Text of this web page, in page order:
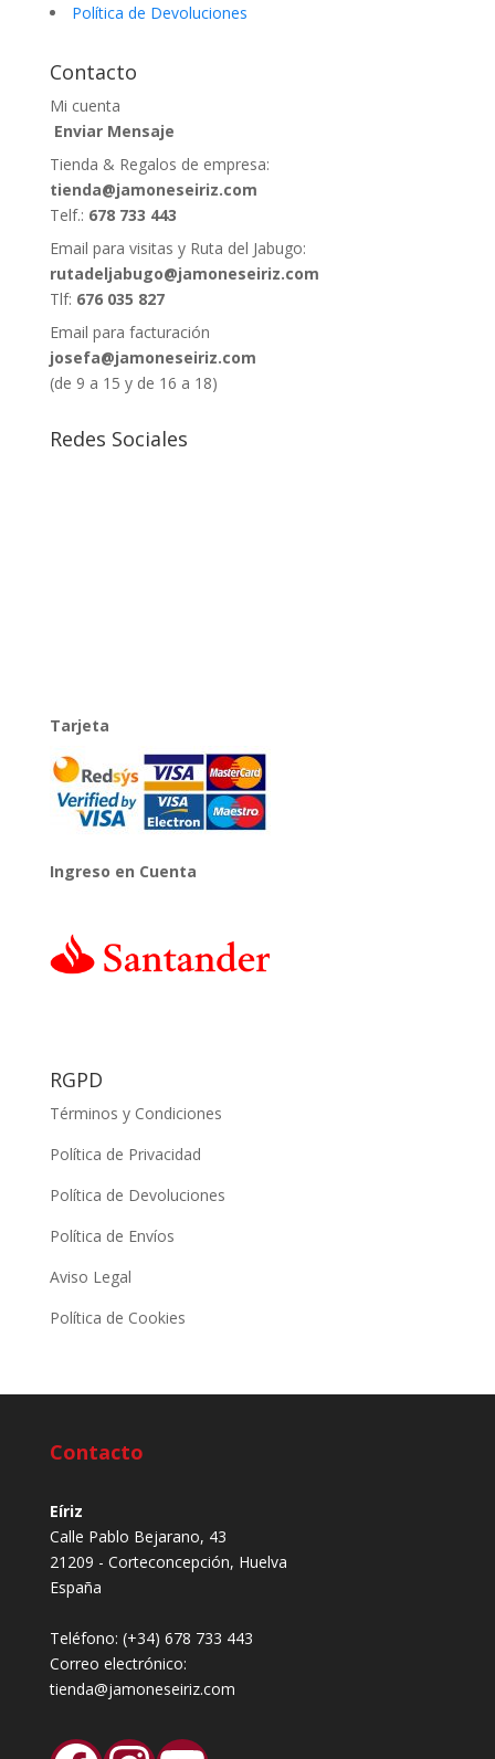
Política de Devoluciones
Contacto
Mi cuenta
Enviar Mensaje
Tienda & Regalos de empresa:
tienda@jamoneseiriz.com
Telf.: 678 733 443
Email para visitas y Ruta del Jabugo:
rutadeljabugo@jamoneseiriz.com
Tlf: 676 035 827
Email para facturación
josefa@jamoneseiriz.com
(de 9 a 15 y de 16 a 18)
Redes Sociales
Tarjeta
Ingreso en Cuenta
RGPD
Términos y Condiciones
Política de Privacidad
Política de Devoluciones
Política de Envíos
Aviso Legal
Política de Cookies
Contacto
Eíriz
Calle Pablo Bejarano, 43
21209 - Corteconcepción, Huelva
España
Teléfono: (+34) 678 733 443
Correo electrónico:
tienda@jamoneseiriz.com